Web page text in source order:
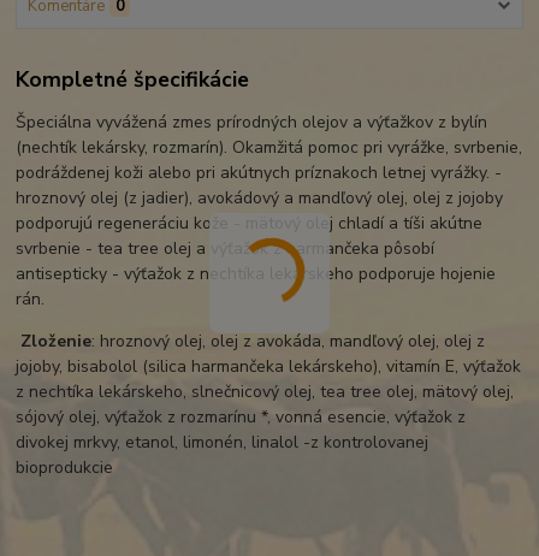
Komentáre 0
Kompletné špecifikácie
Špeciálna vyvážená zmes prírodných olejov a výťažkov z bylín
(nechtík lekársky, rozmarín). Okamžitá pomoc pri vyrážke, svrbenie,
podráždenej koži alebo pri akútnych príznakoch letnej vyrážky. -
hroznový olej (z jadier), avokádový a mandľový olej, olej z jojoby
podporujú regeneráciu kože - mätový olej chladí a tíši akútne
svrbenie - tea tree olej a výťažok z harmančeka pôsobí
antisepticky - výťažok z nechtíka lekárskeho podporuje hojenie
rán.
Zloženie: hroznový olej, olej z avokáda, mandľový olej, olej z
jojoby, bisabolol (silica harmančeka lekárskeho), vitamín E, výťažok
z nechtíka lekárskeho, slnečnicový olej, tea tree olej, mätový olej,
sójový olej, výťažok z rozmarínu *, vonná esencie, výťažok z
divokej mrkvy, etanol, limonén, linalol -z kontrolovanej
bioprodukcie